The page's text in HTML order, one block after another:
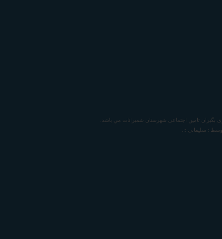
بگیران تامين اجتماعی شهرستان شمیرانات مي باشد.